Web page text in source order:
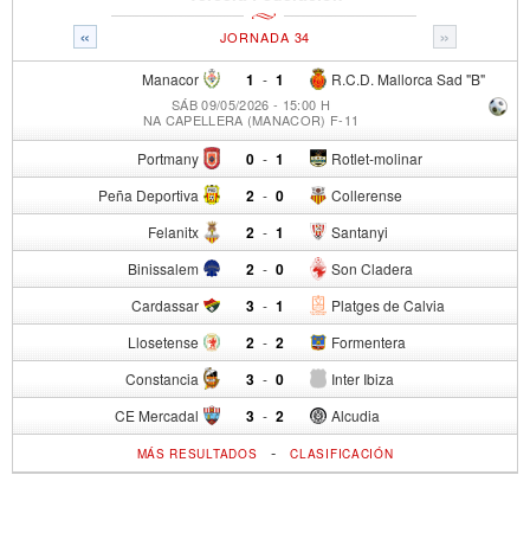
« »
JORNADA 34
Manacor 1 - R.C.D. Mallorca Sad "B"
1
SÁB 09/05/2026 - 15:00 H
NA CAPELLERA (MANACOR) F-11
Portmany 0 - Rotlet-molinar
1
Peña Deportiva 2 - Collerense
0
Felanitx 2 - Santanyi
1
Binissalem 2 - Son Cladera
0
Cardassar 3 - Platges de Calvia
1
Llosetense 2 - Formentera
2
Constancia 3 - Inter Ibiza
0
CE Mercadal 3 - Alcudia
2
MÁS RESULTADOS -CLASIFICACIÓN